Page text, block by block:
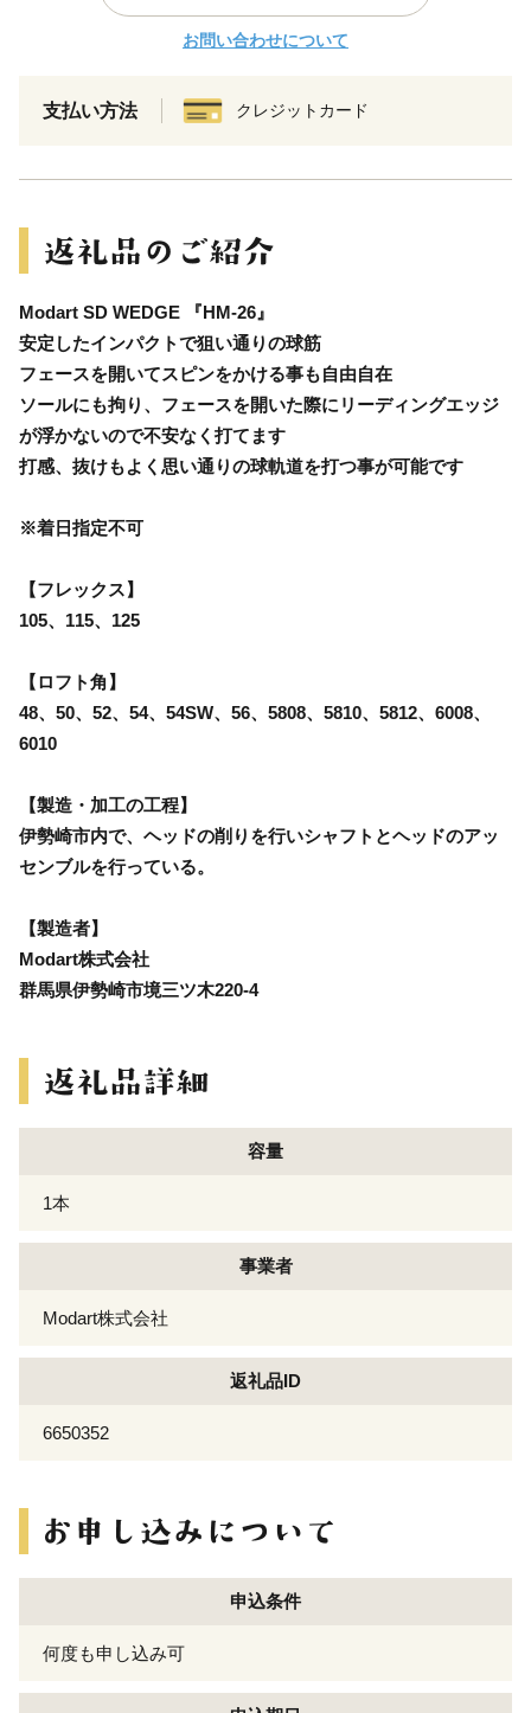
お問い合わせについて
支払い方法 クレジットカード
Modart SD WEDGE 『HM-26』
安定したインパクトで狙い通りの球筋
フェースを開いてスピンをかける事も自由自在
ソールにも拘り、フェースを開いた際にリーディングエッジ
が浮かないので不安なく打てます
打感、抜けもよく思い通りの球軌道を打つ事が可能です
※着日指定不可
【フレックス】
105、115、125
【ロフト角】
48、50、52、54、54SW、56、5808、5810、5812、6008、
6010
【製造・加工の工程】
伊勢崎市内で、ヘッドの削りを行いシャフトとヘッドのアッ
センブルを行っている。
【製造者】
Modart株式会社
群馬県伊勢崎市境三ツ木220-4
容量
1本
事業者
Modart株式会社
返礼品ID
6650352
申込条件
何度も申し込み可